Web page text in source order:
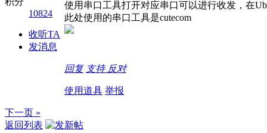
10824
收听TA
发消息
使用串口工具打开对应串口可以进行收发，在
此处使用的串口工具是cutecom
回复 支持 反对
使用道具 举报
下一页 »
返回列表